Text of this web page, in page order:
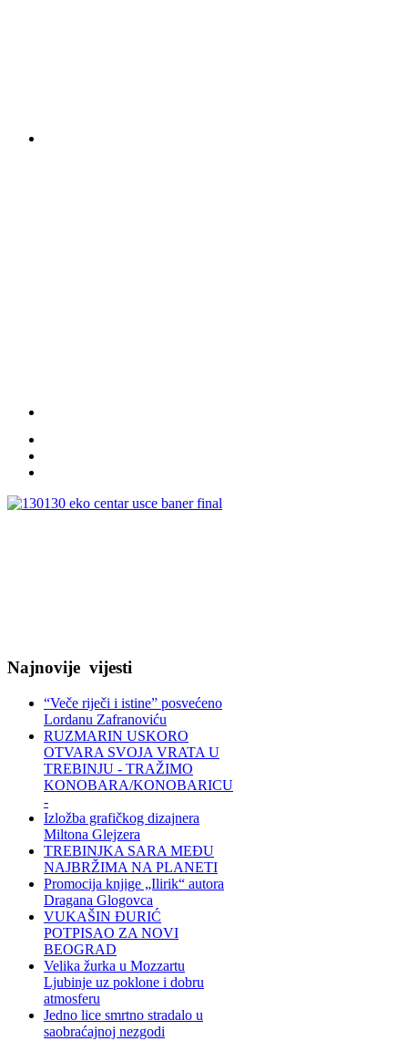
Najnovije vijesti
“Veče riječi i istine” posvećeno
Lordanu Zafranoviću
RUZMARIN USKORO
OTVARA SVOJA VRATA U
TREBINJU - TRAŽIMO
KONOBARA/KONOBARICU
-
Izložba grafičkog dizajnera
Miltona Glejzera
TREBINЈKA SARA MEĐU
NAJBRŽIMA NA PLANETI
Promocija knjige „Ilirik“ autora
Dragana Glogovca
VUKAŠIN ĐURIĆ
POTPISAO ZA NOVI
BEOGRAD
Velika žurka u Mozzartu
Ljubinje uz poklone i dobru
atmosferu
Jedno lice smrtno stradalo u
saobraćajnoj nezgodi